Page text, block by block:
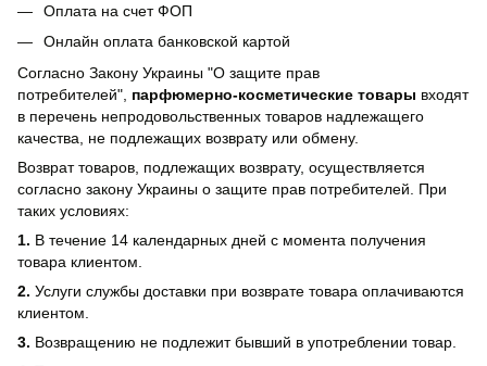
Оплата на счет ФОП
Онлайн оплата банковской картой
Согласно Закону Украины "О защите прав
потребителей", парфюмерно-косметические товары входят
в перечень непродовольственных товаров надлежащего
качества, не подлежащих возврату или обмену.
Возврат товаров, подлежащих возврату, осуществляется
согласно закону Украины о защите прав потребителей. При
таких условиях:
1. В течение 14 календарных дней с момента получения
товара клиентом.
2. Услуги службы доставки при возврате товара оплачиваются
клиентом.
3. Возвращению не подлежит бывший в употреблении товар.